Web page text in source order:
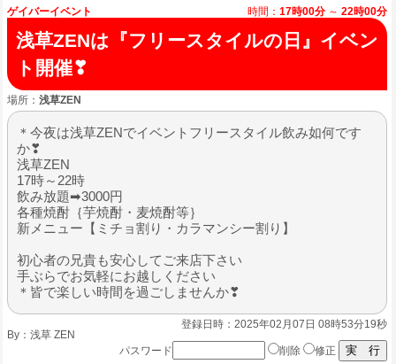
ゲイバーイベント 時間： 17時00分 ～ 22時00分
浅草ZENは『フリースタイルの日』イベン
ト開催❣
場所： 浅草ZEN
＊今夜は浅草ZENでイベントフリースタイル飲み如何です
か❣
浅草ZEN
17時～22時
飲み放題➡3000円
各種焼酎｛芋焼酎・麦焼酎等｝
新メニュー【ミチョ割り・カラマンシー割り】
初心者の兄貴も安心してご来店下さい
手ぶらでお気軽にお越しください
＊皆で楽しい時間を過ごしませんか❣
登録日時：2025年02月07日 08時53分19秒
By： 浅草 ZEN
パスワード
削除 修正